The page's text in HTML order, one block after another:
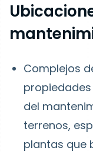
Complejos
del
terrenos,
plantas que